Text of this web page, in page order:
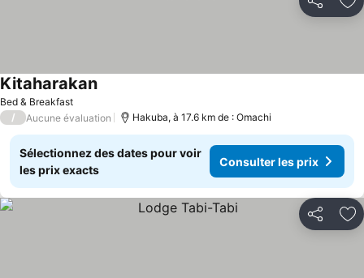
Partager
Bed & Breakfast
Kitaharakan
/ Aucune évaluation Hakuba, à 17.6 km de : Omachi
Sélectionnez des dates pour voir
les prix exacts
Consulter les prix
Partager